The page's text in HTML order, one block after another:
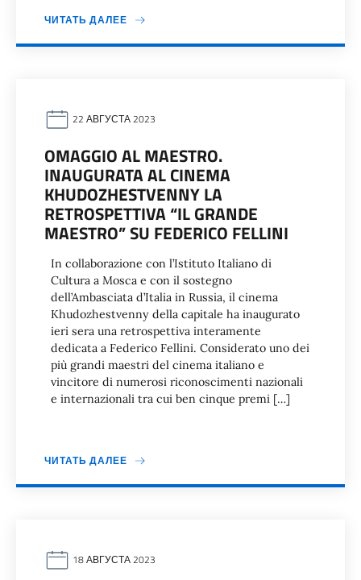
ЧИТАТЬ ДАЛЕЕ
22 АВГУСТА 2023
OMAGGIO AL MAESTRO.
INAUGURATA AL CINEMA
KHUDOZHESTVENNY LA
RETROSPETTIVA “IL GRANDE
MAESTRO” SU FEDERICO FELLINI
In collaborazione con l’Istituto Italiano di
Cultura a Mosca e con il sostegno
dell’Ambasciata d’Italia in Russia, il cinema
Khudozhestvenny della capitale ha inaugurato
ieri sera una retrospettiva interamente
dedicata a Federico Fellini. Considerato uno dei
più grandi maestri del cinema italiano e
vincitore di numerosi riconoscimenti nazionali
e internazionali tra cui ben cinque premi […]
ЧИТАТЬ ДАЛЕЕ
18 АВГУСТА 2023